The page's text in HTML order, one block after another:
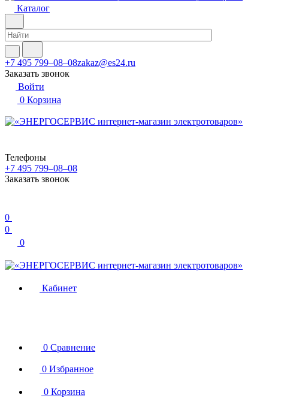
Каталог
+7 495 799–08–08zakaz@es24.ru
Заказать звонок
Войти
0 Корзина
Телефоны
+7 495 799–08–08
Заказать звонок
0
0
0
Кабинет
0 Сравнение
0 Избранное
0 Корзина